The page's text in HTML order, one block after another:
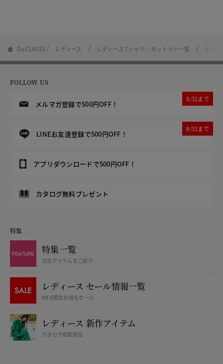
DoCLASSE レディース レディース Tシャツ・カットソー一覧 ボー
FOLLOW US
メルマガ登録で500円OFF！
8/31まで
LINEお友達登録で500円OFF！
8/31まで
アプリダウンロードで500円OFF！
カタログ無料プレゼント
特集
特集一覧
注目アイテムをご紹介
レディース セール情報一覧
WEB限定お得なセール
レディース 新作アイテム
カタログ掲載商品